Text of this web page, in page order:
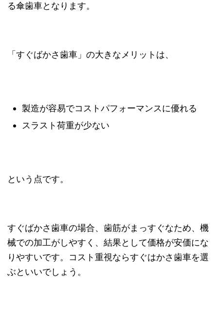
る傘歯車となります。
「すぐばかさ歯車」の大きなメリットは、
製造が容易でコストパフォーマンスに優れる
スラスト荷重が少ない
という点です。
すぐばかさ歯車の場合、歯筋がまっすぐなため、機
械での加工がしやすく、結果として価格が安価にな
りやすいです。コスト重視ならすぐはかさ歯車を選
ぶといいでしょう。